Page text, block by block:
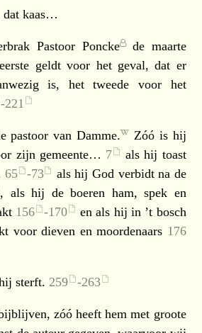
kaas…
Pastoor Poncke de maarte
geldt voor het geval, dat er
is, het tweede voor het
-221
pastoor vanDamme.
Zóó is hij
zijn gemeente… 7
als hij toast
65 -73
als hij God verbidt na de
, als hij de boeren ham, spek en
156 -170
en als hij in ’t bosch
voor dieven en moordenaars 176
sterft.259 -263
zóó heeft hem met groote